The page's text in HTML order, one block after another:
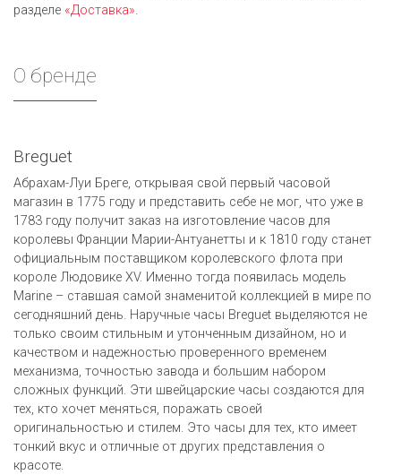
разделе «Доставка».
О бренде
Breguet
Абрахам-Луи Бреге, открывая свой первый часовой
магазин в 1775 году и представить себе не мог, что уже в
1783 году получит заказ на изготовление часов для
королевы Франции Марии-Антуанетты и к 1810 году станет
официальным поставщиком королевского флота при
короле Людовике ХV. Именно тогда появилась модель
Marine – ставшая самой знаменитой коллекцией в мире по
сегодняшний день. Наручные часы Breguet выделяются не
только своим стильным и утонченным дизайном, но и
качеством и надежностью проверенного временем
механизма, точностью завода и большим набором
сложных функций. Эти швейцарские часы создаются для
тех, кто хочет меняться, поражать своей
оригинальностью и стилем. Это часы для тех, кто имеет
тонкий вкус и отличные от других представления о
красоте.